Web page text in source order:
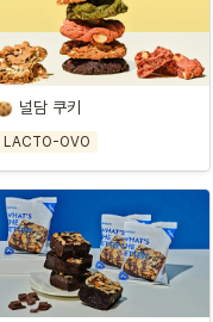
널담 쿠키
LACTO-OVO